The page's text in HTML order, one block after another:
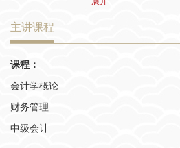
主讲课程
课程：
会计学概论
财务管理
中级会计